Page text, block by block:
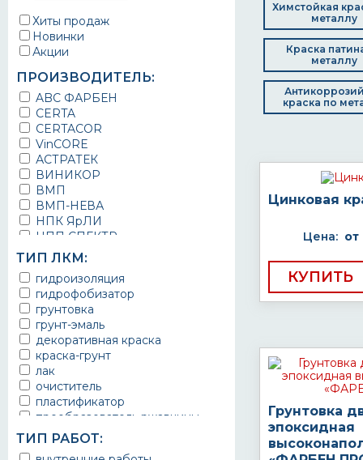
Хиты продаж
Новинки
Акции
ПРОИЗВОДИТЕЛЬ:
ABC ФАРБЕН
CERTA
CERTACOR
VinCORE
АСТРАТЕК
ВИНИКОР
ВМП
ВМП-НЕВА
НПК ЯрЛИ
НПП СПЕКТР
НПФ ЭМАЛЬ
ТЕРМА
УРЕПЛЕН
ТИП ЛКМ:
гидроизоляция
гидрофобизатор
грунтовка
грунт-эмаль
декоративная краска
краска-грунт
лак
очиститель
пластификатор
преобразователь ржавчины
эмаль
Краска
ТИП РАБОТ:
Химстойкая
металлу
Краска
металлу
краска по
Цинковая
Цена: от
КУПИТЬ
Грунтовка
эпоксидная